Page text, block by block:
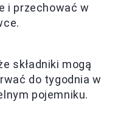
i przechować w
składniki mogą
do tygodnia w
pojemniku.